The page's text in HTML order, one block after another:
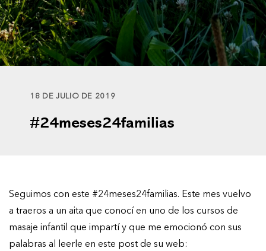
18 DE JULIO DE 2019
#24meses24familias
Seguimos con este #24meses24familias. Este mes vuelvo
a traeros a un aita que conocí en uno de los cursos de
masaje infantil que impartí y que me emocionó con sus
palabras al leerle en este post de su web: